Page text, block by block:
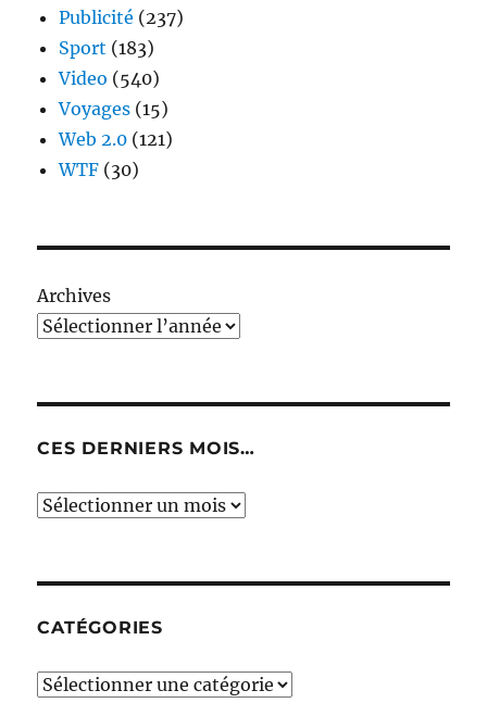
Publicité (237)
Sport (183)
Video (540)
Voyages (15)
Web 2.0 (121)
WTF (30)
Archives
CES DERNIERS MOIS…
Ces
CATÉGORIES
Catégories